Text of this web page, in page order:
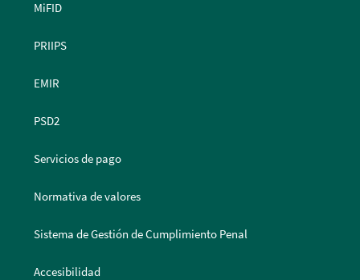
MiFID
PRIIPS
EMIR
PSD2
Servicios de pago
Normativa de valores
Sistema de Gestión de Cumplimiento Penal
Accesibilidad